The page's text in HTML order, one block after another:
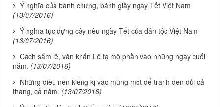
Ý nghĩa của bánh chưng, bánh giầy ngày Tết Việt Nam
(13/07/2016)
Ý nghĩa tục dựng cây nêu ngày Tết của dân tộc Việt Nam
(13/07/2016)
Cách sắm lễ, văn khấn Lễ tạ mộ phần vào những ngày cuối
năm. (13/07/2016)
Những điều nên kiêng kị vào mùng một để tránh đen đủi cả
tháng, cả năm. (13/07/2016)